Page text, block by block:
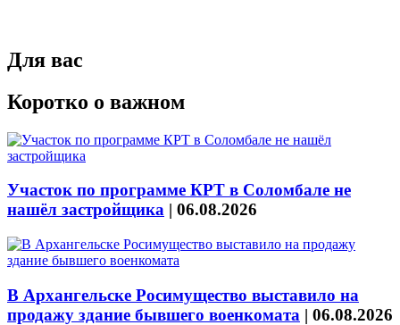
Для вас
Коротко о важном
Участок по программе КРТ в Соломбале не
нашёл застройщика | 06.08.2026
В Архангельске Росимущество выставило на
продажу здание бывшего военкомата | 06.08.2026